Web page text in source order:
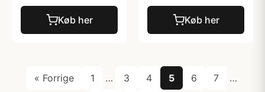
Køb her Køb her
« Forrige 1 … 3 4 5 6 7
…